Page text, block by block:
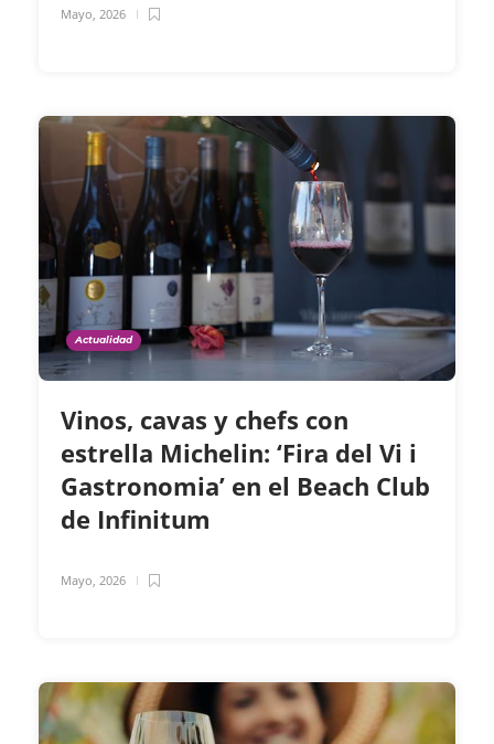
Mayo, 2026
Actualidad
Vinos, cavas y chefs con
estrella Michelin: ‘Fira del Vi i
Gastronomia’ en el Beach Club
de Infinitum
Mayo, 2026